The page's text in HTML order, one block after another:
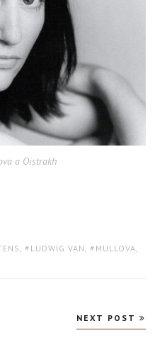
a Oistrakh
, LUDWIG VAN , MULLOVA,
NEXT POST